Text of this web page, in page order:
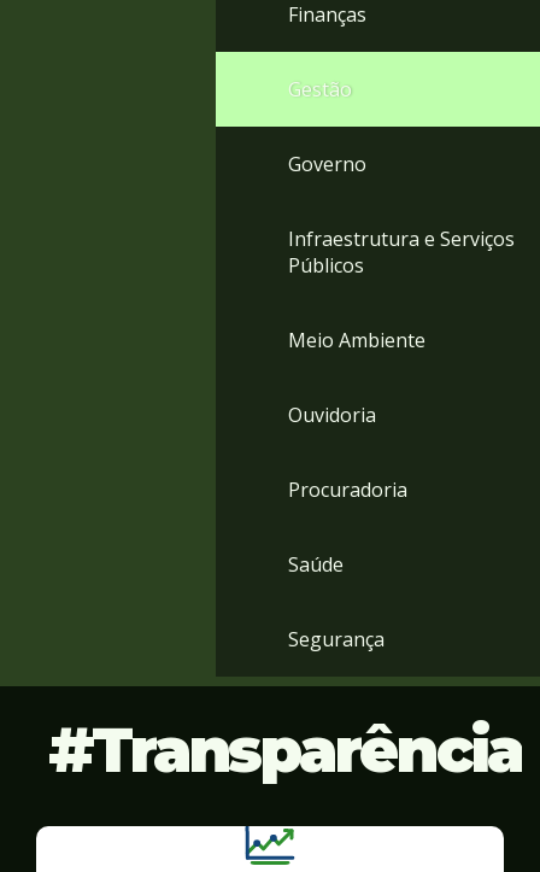
Finanças
Gestão
Governo
Infraestrutura e Serviços
Públicos
Meio Ambiente
Ouvidoria
Procuradoria
Saúde
Segurança
Transparência